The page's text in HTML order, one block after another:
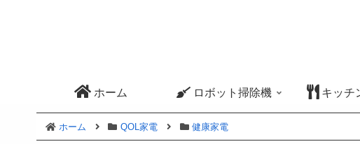
ホーム ロボット掃除機 キッチ
ホーム QOL家電 健康家電